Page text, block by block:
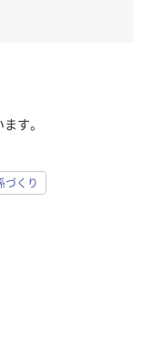
す。
づくり